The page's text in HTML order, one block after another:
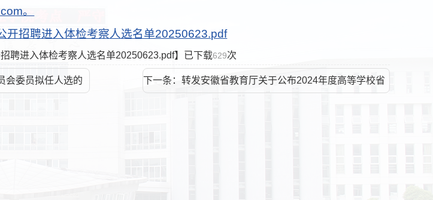
。
开招聘进入体检考察人选名单20250623.pdf
聘进入体检考察人选名单20250623.pdf】已下载629次
会委员拟任人选的 下一条：转发安徽省教育厅关于公布2024年度高等学校省